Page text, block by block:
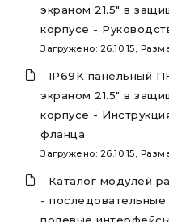
экраном 21.5" в
корпусе -
Загружено: 26.10.15,
IP69K панельный
экраном 21.5" в
корпусе -
фланца
Загружено: 26.10.15,
Каталог модулей
-
полевые